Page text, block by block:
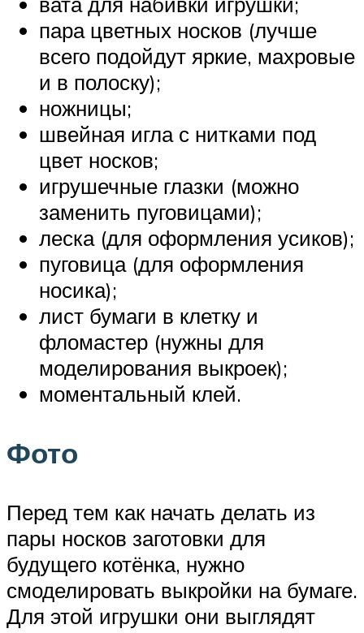
пара цветных носков (лучше
всего подойдут яркие, махровые
и в полоску);
ножницы;
швейная игла с нитками под
цвет носков;
игрушечные глазки (можно
заменить пуговицами);
леска (для оформления усиков);
пуговица (для оформления
носика);
лист бумаги в клетку и
фломастер (нужны для
моделирования выкроек);
моментальный клей.
Фото
Перед тем как начать делать из
пары носков заготовки для
будущего котёнка, нужно
смоделировать выкройки на бумаге.
Для этой игрушки они выглядят